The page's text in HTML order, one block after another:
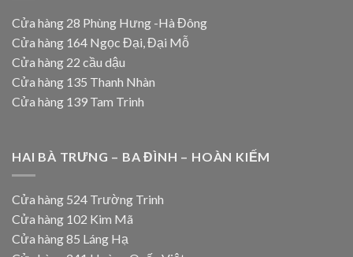
Cửa hàng 28 Phùng Hưng -Hà Đông
Cửa hàng 164 Ngọc Đại, Đại Mỗ
Cửa hàng 22 cầu dậu
Cửa hàng 135 Thanh Nhàn
Cửa hàng 139 Tam Trinh
HAI BÀ TRƯNG – BA ĐÌNH – HOÀN KIẾM
Cửa hàng 524 Trường Trinh
Cửa hàng 102 Kim Mã
Cửa hàng 85 Láng Hạ